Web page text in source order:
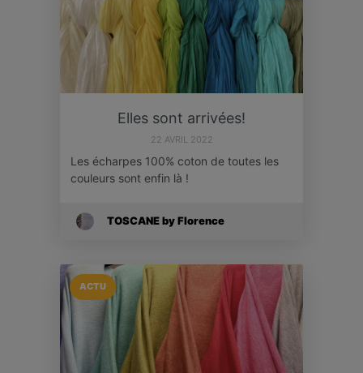
Elles sont arrivées!
22 AVRIL 2022
Les écharpes 100% coton de toutes les
couleurs sont enfin là !
TOSCANE by Florence
ACTU